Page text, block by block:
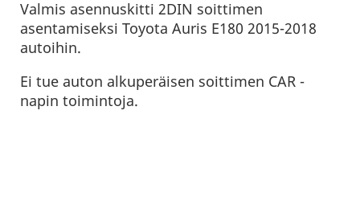
Valmis asennuskitti 2DIN soittimen
asentamiseksi Toyota Auris E180 2015-2018
autoihin.
Ei tue auton alkuperäisen soittimen CAR -
napin toimintoja.